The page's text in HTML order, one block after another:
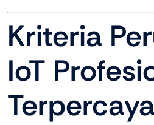
Kriteria
IoT
Terpercaya